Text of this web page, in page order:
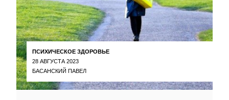
ПСИХИЧЕСКОЕ ЗДОРОВЬЕ
28 АВГУСТА 2023
БАСАНСКИЙ ПАВЕЛ